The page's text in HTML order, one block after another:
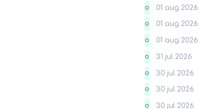
O 01 aug 2026
O 01 aug 2026
O 01 aug 2026
O 31 jul 2026
O 30 jul 2026
O 30 jul 2026
O 30 jul 2026